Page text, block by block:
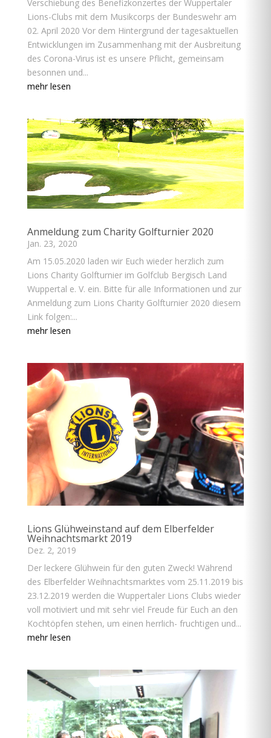
Verschiebung des Benefizkonzertes der Wuppertaler
Lions-Clubs mit dem Musikcorps der Bundeswehr am
02. April 2020 Vor dem Hintergrund der tagesaktuellen
Entwicklungen im Zusammenhang mit der Ausbreitung
des Corona-Virus ist es unsere Pflicht, gemeinsam
besonnen und...
mehr lesen
Anmeldung zum Charity Golfturnier 2020
Jan. 23, 2020
Am 15.05.2020 laden wir Euch wieder herzlich zum
Lions Charity Golfturnier im Golfclub Bergisch Land
Wuppertal e. V. ein. Bitte für alle Informationen und zur
Anmeldung zum Lions Charity Golfturnier 2020 diesem
Link folgen:...
mehr lesen
Lions Glühweinstand auf dem Elberfelder
Weihnachtsmarkt 2019
Dez. 2, 2019
Der leckere Glühwein für den guten Zweck! Während
des Elberfelder Weihnachtsmarktes vom 25.11.2019 bis
23.12.2019 werden die Wuppertaler Lions Clubs wieder
voll motiviert und mit sehr viel Freude für Euch an den
Kochtöpfen stehen, um einen herrlich- fruchtigen und...
mehr lesen